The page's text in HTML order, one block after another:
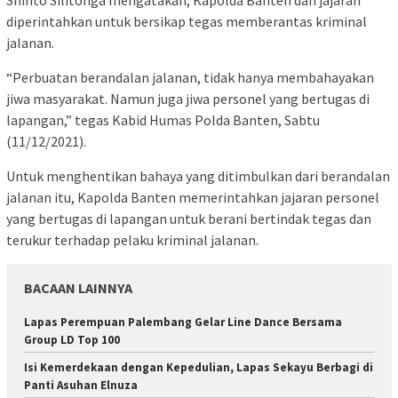
diperintahkan untuk bersikap tegas memberantas kriminal
jalanan.
“Perbuatan berandalan jalanan, tidak hanya membahayakan
jiwa masyarakat. Namun juga jiwa personel yang bertugas di
lapangan,” tegas Kabid Humas Polda Banten, Sabtu
(11/12/2021).
Untuk menghentikan bahaya yang ditimbulkan dari berandalan
jalanan itu, Kapolda Banten memerintahkan jajaran personel
yang bertugas di lapangan untuk berani bertindak tegas dan
terukur terhadap pelaku kriminal jalanan.
BACAAN LAINNYA
Lapas Perempuan Palembang Gelar Line Dance Bersama
Group LD Top 100
Isi Kemerdekaan dengan Kepedulian, Lapas Sekayu Berbagi di
Panti Asuhan Elnuza